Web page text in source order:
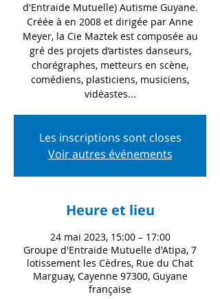
d'Entraide Mutuelle) Autisme Guyane.
Créée à en 2008 et dirigée par Anne
Meyer, la Cie Maztek est composée au
gré des projets d’artistes danseurs,
chorégraphes, metteurs en scène,
comédiens, plasticiens, musiciens,
vidéastes...
Les inscriptions sont closes
Voir autres événements
Heure et lieu
24 mai 2023, 15:00 – 17:00
Groupe d'Entraide Mutuelle d'Atipa, 7
lotissement les Cèdres, Rue du Chat
Marguay, Cayenne 97300, Guyane
française